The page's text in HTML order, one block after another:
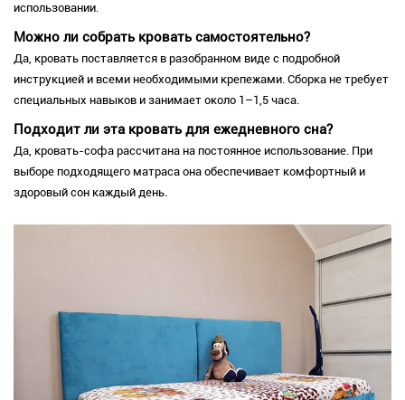
использовании.
Можно ли собрать кровать самостоятельно?
Да, кровать поставляется в разобранном виде с подробной
инструкцией и всеми необходимыми крепежами. Сборка не требует
специальных навыков и занимает около 1–1,5 часа.
Подходит ли эта кровать для ежедневного сна?
Да, кровать-софа рассчитана на постоянное использование. При
выборе подходящего матраса она обеспечивает комфортный и
здоровый сон каждый день.